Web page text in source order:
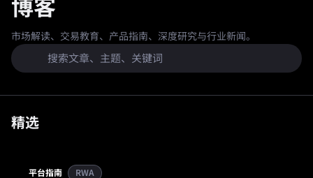
博客
市场解读、交易教育、产品指南、深度研究与行业新闻。
精选
平台指南 RWA